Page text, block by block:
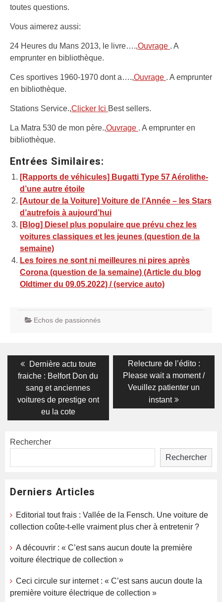
toutes questions.
Vous aimerez aussi:
24 Heures du Mans 2013, le livre….,Ouvrage . A
emprunter en bibliothèque.
Ces sportives 1960-1970 dont a….,Ouvrage . A emprunter
en bibliothèque.
Stations Service.,Clicker Ici Best sellers.
La Matra 530 de mon père.,Ouvrage . A emprunter en
bibliothèque.
Entrées Similaires:
[Rapports de véhicules] Bugatti Type 57 Aérolithe-
d’une autre étoile
[Autour de la Voiture] Voiture de l’Année – les Stars
d’autrefois à aujourd’hui
[Blog] Diesel plus populaire que prévu chez les
voitures classiques et les jeunes (question de la
semaine)
Les foires ne sont ni meilleures ni pires après
Corona (question de la semaine) (Article du blog
Oldtimer du 09.05.2022) / (service auto)
Echos de passionnés
Navigation
de
l’article
Previous
post:
Dernière actu toute
fraiche : Belfort Don du
sang et anciennes
voitures de prestige ont
eu la cote
Next
post:
Relecture de l’édito :
Please wait a moment /
Veuillez patienter un
instant
Rechercher
Rechercher
Derniers Articles
Editorial tout frais : Vallée de la Fensch. Une voiture de
collection coûte-t-elle vraiment plus cher à entretenir ?
A découvrir : « C’est sans aucun doute la première
voiture électrique de collection »
Ceci circule sur internet : « C’est sans aucun doute la
première voiture électrique de collection »